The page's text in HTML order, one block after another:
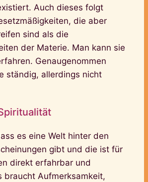
Auch dieses folgt
die aber
sind als die
der Materie. Man kann sie
Genaugenommen
ständig, allerdings nicht
es eine Welt hinter den
gibt und die ist für
direkt erfahrbar und
braucht Aufmerksamkeit,